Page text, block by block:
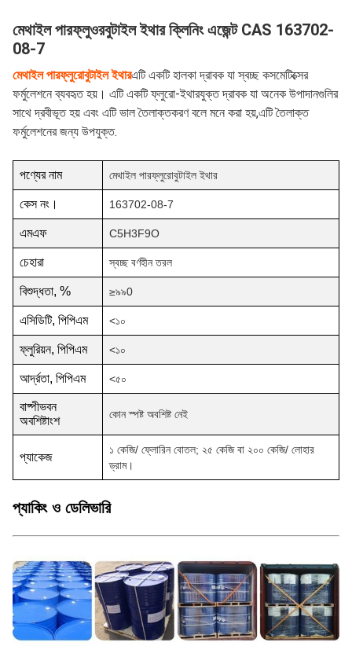
মেথাইল পারফ্লুওরবুটাইল ইথার ক্লিনিং এজেন্ট CAS 163702-
08-7
মেথাইল পারফ্লুরোবুটাইল ইথারএটি একটি হালকা দ্রাবক যা স্বচ্ছ কসমেটিক্সের
ফর্মুলেশনে ব্যবহৃত হয়। এটি একটি ফ্লুরো-ইথারযুক্ত দ্রাবক যা অনেক উপাদানগুলির
সাথে দ্রবীভূত হয় এবং এটি ভাল তৈলাক্তকরণ বলে মনে করা হয়,এটি তৈলাক্ত
ফর্মুলেশনের জন্য উপযুক্ত.
পণ্যের নাম মেথাইল পারফ্লুরোবুটাইল ইথার
কেস নং। 163702-08-7
এমএফ C5H3F9O
চেহারা স্বচ্ছ বর্ণহীন তরল
বিশুদ্ধতা, % ≥৯৯0
এসিডিটি, পিপিএম <১০
ফ্লুরিয়ন, পিপিএম <১০
আর্দ্রতা, পিপিএম <৫০
বাষ্পীভবন
অবশিষ্টাংশ
কোন স্পষ্ট অবশিষ্ট নেই
প্যাকেজ
১ কেজি/ ফ্লোরিন বোতল; ২৫ কেজি বা ২০০ কেজি/ লোহার
ড্রাম।
প্যাকিং ও ডেলিভারি